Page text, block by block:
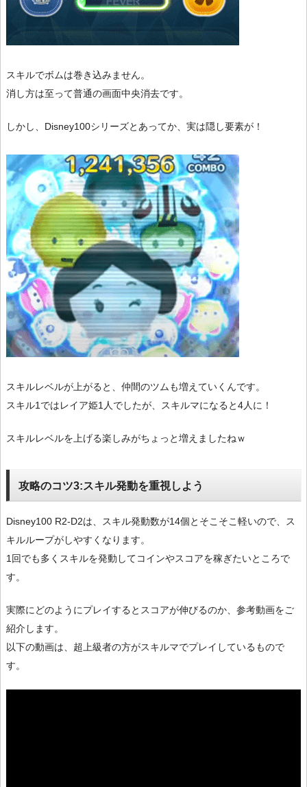
スキルでボムは巻き込みません。
消し方は至って普通の画面中央消去です。
しかし、Disney100シリーズとあってか、実は隠し要素が！
スキルレベルが上がると、仲間のツムも増えていくんです。
スキル1ではレイア姫1人でしたが、スキルマになると4人に！
スキルレベルを上げる楽しみがちょっと増えましたねｗ
攻略のコツ3:スキル発動を重視しよう
Disney100 R2-D2は、スキル発動数が14個とそこそこ軽いので、ス
キルループがしやすくなります。
1回でも多くスキルを発動してコインやスコアを稼ぎたいところで
す。
実際にどのようにプレイするとスコアが伸びるのか、参考動画をご
紹介します。
以下の動画は、超上級者の方がスキルマでプレイしているもので
す。